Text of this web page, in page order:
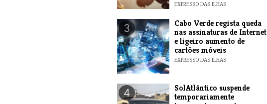
EXPRESSO DAS ILHAS
3
Cabo Verde regista queda
nas assinaturas de Internet
e ligeiro aumento de
cartões móveis
EXPRESSO DAS ILHAS
4
SolAtlântico suspende
temporariamente